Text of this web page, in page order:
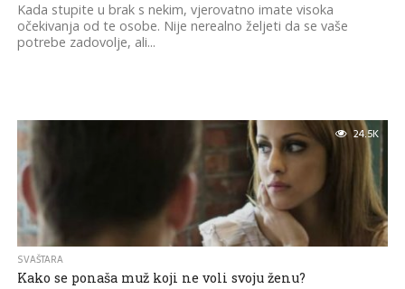
Kada stupite u brak s nekim, vjerovatno imate visoka
očekivanja od te osobe. Nije nerealno željeti da se vaše
potrebe zadovolje, ali...
24.5K
SVAŠTARA
Kako se ponaša muž koji ne voli svoju ženu?